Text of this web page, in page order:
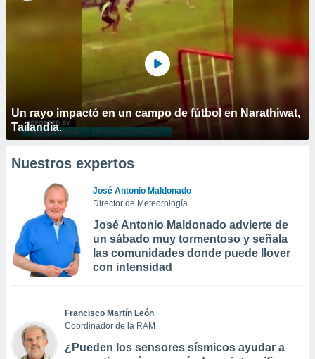
Un rayo impactó en un campo de fútbol en Narathiwat,
Tailandia.
Nuestros expertos
José Antonio Maldonado
Director de Meteorología
José Antonio Maldonado advierte de
un sábado muy tormentoso y señala
las comunidades donde puede llover
con intensidad
Francisco Martín León
Coordinador de la RAM
¿Pueden los sensores sísmicos ayudar a